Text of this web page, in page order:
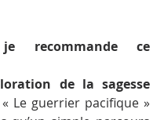
recommande ce
de la sagesse
« Le guerrier pacifique »